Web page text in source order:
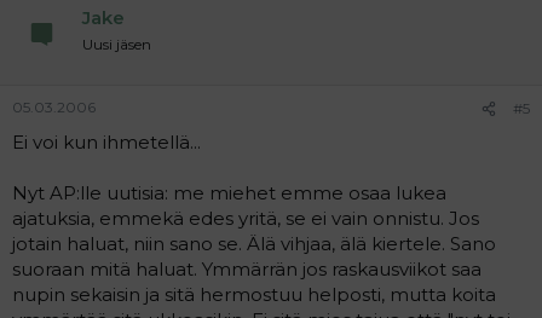
Jake
Uusi jäsen
05.03.2006 #5
Ei voi kun ihmetellä...
Nyt AP:lle uutisia: me miehet emme osaa lukea
ajatuksia, emmekä edes yritä, se ei vain onnistu. Jos
jotain haluat, niin sano se. Älä vihjaa, älä kiertele. Sano
suoraan mitä haluat. Ymmärrän jos raskausviikot saa
nupin sekaisin ja sitä hermostuu helposti, mutta koita